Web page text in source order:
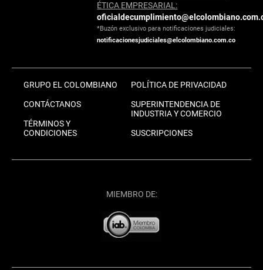
ÉTICA EMPRESARIAL:
*Buzón exclusivo para notificaciones judiciales:
notificacionesjudiciales@elcolombiano.com.co
GRUPO EL COLOMBIANO
CONTÁCTANOS
TÉRMINOS Y
CONDICIONES
POLÍTICA DE PRIVACIDAD
SUPERINTENDENCIA DE
INDUSTRIA Y COMERCIO
SUSCRIPCIONES
MIEMBRO DE: